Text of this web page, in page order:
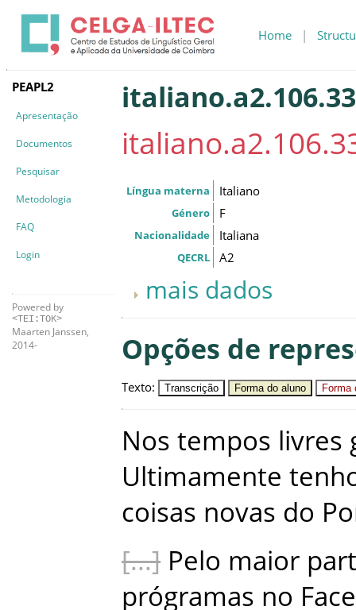
Home |
PEAPL2
Apresentação
Documentos
Pesquisar
Metodologia
FAQ
Login
Powered by
<TEI:TOK>
Maarten Janssen,
2014-
Língua materna Italiano
Género F
Nacionalidade Italiana
QECRL A2
mais dados
Opções de
Texto: Transcrição Forma do aluno Forma
Nos tempos livres
Ultimamente
coisas novas do
Pelo maior
prógramas no